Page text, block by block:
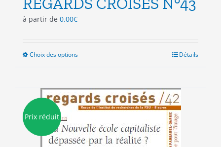
à partir de 0.00€
Choix des optionsCe
plusieurs
variations.
Les
peuvent
être
Détails
Prix réduit